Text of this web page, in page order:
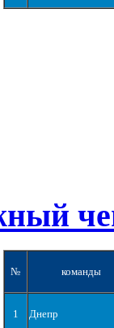
№ команды
1 Днепр